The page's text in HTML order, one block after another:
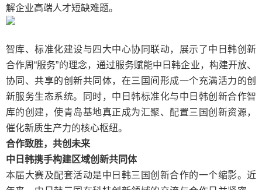
解企业高端人才短缺难题。
智库、标准化建设与四大中心协同联动，展示了中日韩创新
合作周“服务”的理念，通过服务赋能中日韩企业，构建开放、
协同、共享的创新共同体，在三国间形成一个充满活力的创
新服务生态系统。同时，中日韩标准化与中日韩创新合作智
库的创建，使青岛基地真正成为汇聚、配置三国创新资源，
催化新质生产力的核心枢纽。
合作致胜，共创未来
中日韩携手构建区域创新共同体
本届大赛及配套活动是中日韩三国创新合作的一个缩影。近